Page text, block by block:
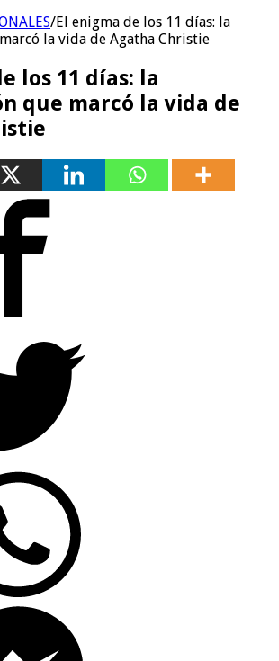
/El enigma de los 11 días: la
la vida de Agatha Christie
los 11 días: la
que marcó la vida de